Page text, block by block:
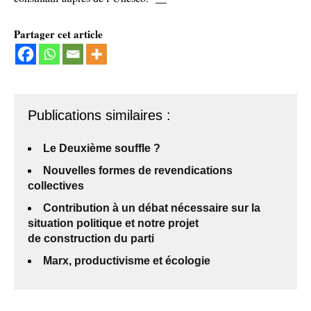
Partager cet article
Publications similaires :
Le Deuxième souffle ?
Nouvelles formes de revendications
collectives
Contribution à un débat nécessaire sur la
situation politique et notre projet
de construction du parti
Marx, productivisme et écologie